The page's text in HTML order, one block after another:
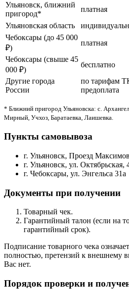
Ульяновск, ближний
пригород*
платная
Ульяновская область
Чебоксары (до 45 000
₽)
платная
Чебоксары (свыше 45
000 ₽)
бесплатно
Другие города
России
по тарифам
предоплата
* Ближний пригород Ульяновска: с.
Мирный, Учхоз, Баратаевка, Лаишевка.
Пункты самовывоза
г. Ульяновск, Проезд
г. Ульяновск, ул. Октябрьская,
г. Чебоксары, ул. Энгельса 31а
Документы при получении
Товарный чек.
Гарантийный талон (если на
гарантийный срок).
Подписание товарного чека
полностью, претензий к внешнему
Вас нет.
Порядок проверки и